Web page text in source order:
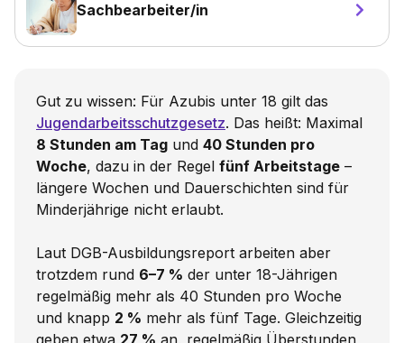
Sachbearbeiter/in
Gut zu wissen: Für Azubis unter 18 gilt das
Jugendarbeitsschutzgesetz. Das heißt: Maximal
8 Stunden am Tag und 40 Stunden pro
Woche, dazu in der Regel fünf Arbeitstage –
längere Wochen und Dauerschichten sind für
Minderjährige nicht erlaubt.
Laut DGB-Ausbildungsreport arbeiten aber
trotzdem rund 6–7 % der unter 18-Jährigen
regelmäßig mehr als 40 Stunden pro Woche
und knapp 2 % mehr als fünf Tage. Gleichzeitig
geben etwa 27 % an, regelmäßig Überstunden